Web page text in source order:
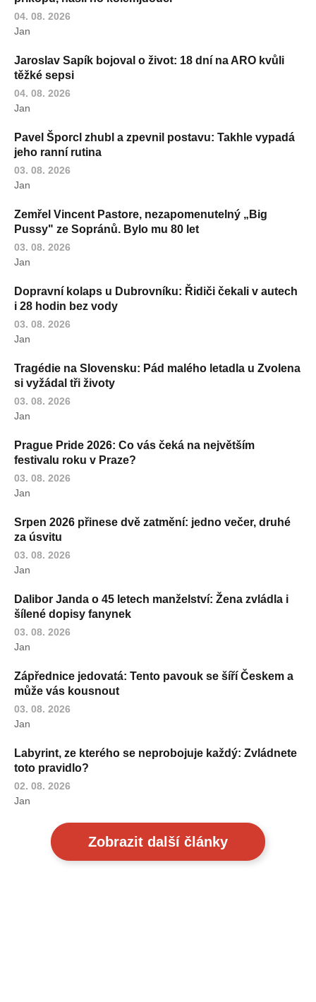
04. 08. 2026
Jan
Jaroslav Sapík bojoval o život: 18 dní na ARO kvůli
těžké sepsi
04. 08. 2026
Jan
Pavel Šporcl zhubl a zpevnil postavu: Takhle vypadá
jeho ranní rutina
03. 08. 2026
Jan
Zemřel Vincent Pastore, nezapomenutelný „Big
Pussy" ze Sopránů. Bylo mu 80 let
03. 08. 2026
Jan
Dopravní kolaps u Dubrovníku: Řidiči čekali v autech
i 28 hodin bez vody
03. 08. 2026
Jan
Tragédie na Slovensku: Pád malého letadla u Zvolena
si vyžádal tři životy
03. 08. 2026
Jan
Prague Pride 2026: Co vás čeká na největším
festivalu roku v Praze?
03. 08. 2026
Jan
Srpen 2026 přinese dvě zatmění: jedno večer, druhé
za úsvitu
03. 08. 2026
Jan
Dalibor Janda o 45 letech manželství: Žena zvládla i
šílené dopisy fanynek
03. 08. 2026
Jan
Zápřednice jedovatá: Tento pavouk se šíří Českem a
může vás kousnout
03. 08. 2026
Jan
Labyrint, ze kterého se neprobojuje každý: Zvládnete
toto pravidlo?
02. 08. 2026
Jan
Zobrazit další články